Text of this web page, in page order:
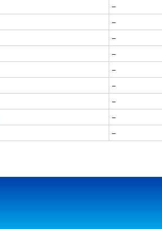
−
−
−
−
−
−
−
−
−